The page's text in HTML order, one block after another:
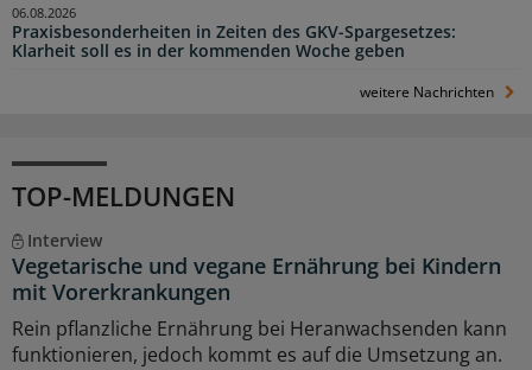
Praxisbesonderheiten in Zeiten des GKV-Spargesetzes:
Klarheit soll es in der kommenden Woche geben
06.08.2026
weitere Nachrichten
TOP-MELDUNGEN
Interview
Vegetarische und vegane Ernährung bei Kindern
mit Vorerkrankungen
Rein pflanzliche Ernährung bei Heranwachsenden kann
funktionieren, jedoch kommt es auf die Umsetzung an.